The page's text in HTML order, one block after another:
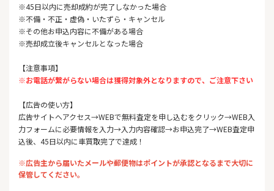
※45日以内に売却成約が完了しなかった場合
※不備・不正・虚偽・いたずら・キャンセル
※その他お申込内容に不備がある場合
※売却成立後キャンセルとなった場合
【注意事項】
※お電話が繋がらない場合は獲得対象外となりますので、ご注意下さい
【広告の使い方】
広告サイトへアクセス→WEBで無料査定を申し込むをクリック→WEB入
力フォームに必要情報を入力→入力内容確認→お申込完了→WEB査定申
込後、45日以内に車買取完了で達成！
※広告主から届いたメールや郵便物はポイントが承認となるまで大切に
保管してください。